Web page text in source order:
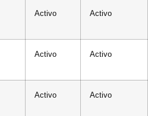
Activo Activo
Activo Activo
Activo Activo